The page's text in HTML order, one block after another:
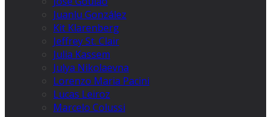
Juanlu González
Kit Klarenberg
Jeffrey St. Clair
Julia Kassem
Julya Nikolaevna
Lorenzo Maria Pacini
Lucas Leiroz
Marcelo Colussi